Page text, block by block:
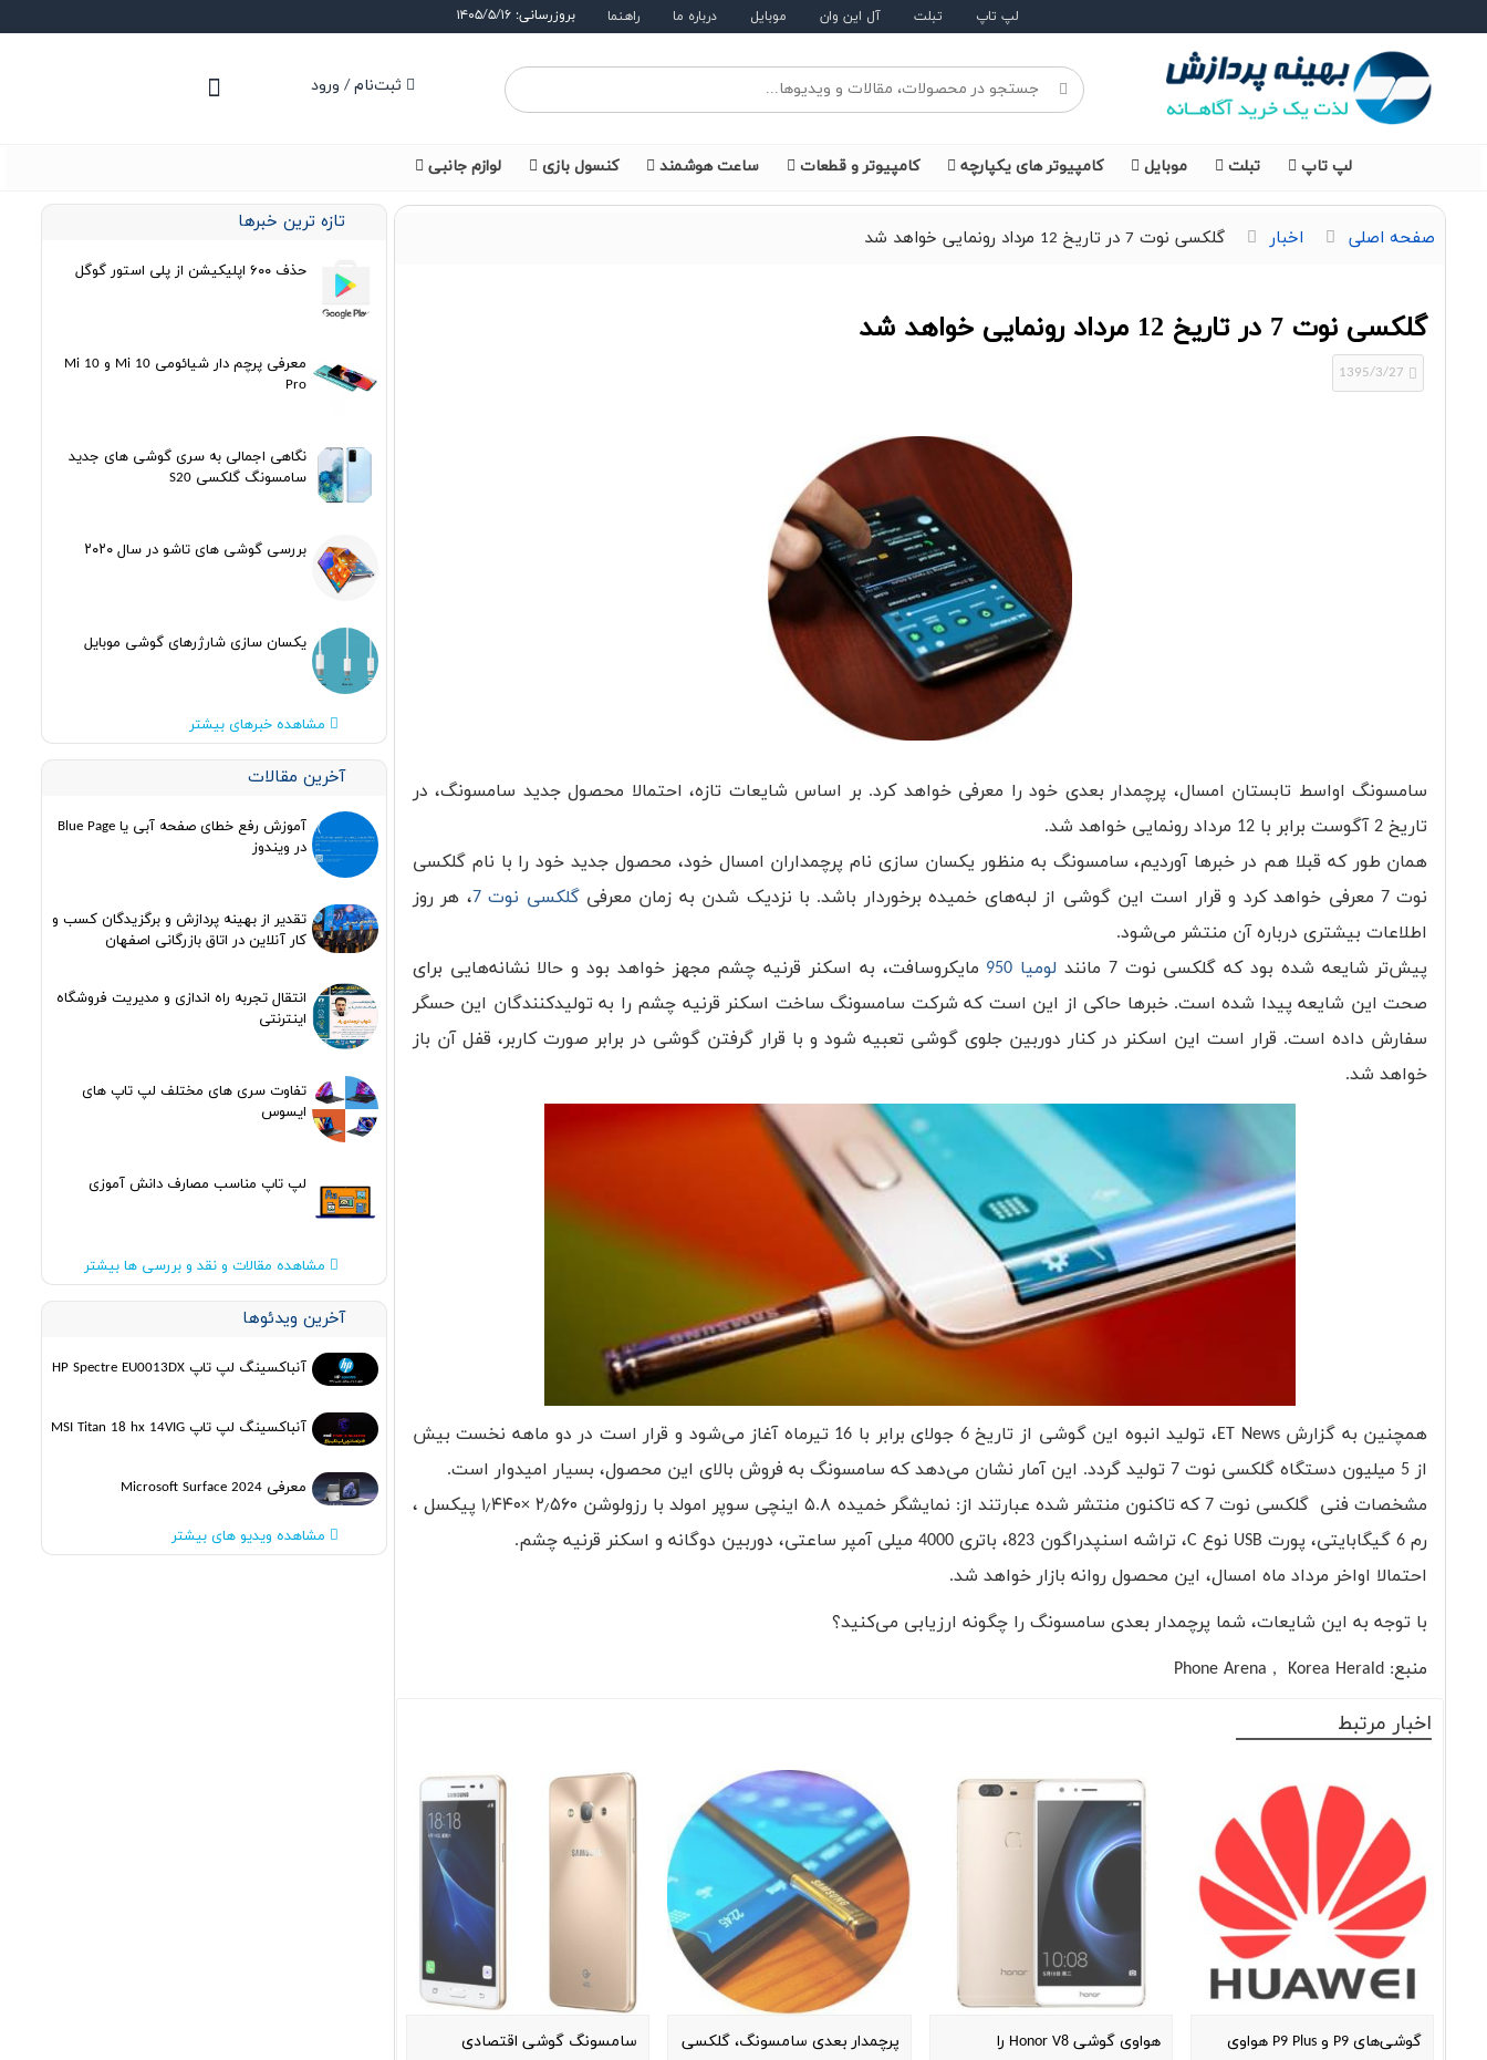
لپ تاپ تبلت آل این وان موبایل درباره ما راهنما بروزرسانی: ۱۴۰۵/۵/۱۶
ثبت‌نام / ورود
لپ تاپ تبلت موبایل کامپیوتر های یکپارچه کامپیوتر و قطعات ساعت هوشمند کنسول بازی لوازم جانبی
صفحه اصلی اخبار گلکسی نوت 7 در تاریخ 12 مرداد رونمایی خواهد شد
گلکسی نوت 7 در تاریخ 12 مرداد رونمایی خواهد شد
سامسونگ اواسط تابستان امسال، پرچمدار بعدی خود را معرفی خواهد کرد. بر اساس شایعات تازه، احتمالا محصول جدید سامسونگ، در
تاریخ 2 آگوست برابر با 12 مرداد رونمایی خواهد شد.
همان طور که قبلا هم در خبرها آوردیم، سامسونگ به منظور یکسان سازی نام پرچمداران امسال خود، محصول جدید خود را با نام گلکسی
نوت 7 معرفی خواهد کرد و قرار است این گوشی از لبه‌های خمیده برخوردار باشد. با نزدیک شدن به زمان معرفی
گلکسی نوت 7 ، هر روز
اطلاعات بیشتری درباره آن منتشر می‌شود.
پیش‌تر شایعه شده بود که گلکسی نوت 7 مانند
لومیا 950
مایکروسافت، به اسکنر قرنیه چشم مجهز خواهد بود و حالا نشانه‌هایی برای
صحت این شایعه پیدا شده است. خبرها حاکی از این است که شرکت سامسونگ ساخت اسکنر قرنیه چشم را به تولیدکنندگان این حسگر
سفارش داده است. قرار است این اسکنر در کنار دوربین جلوی گوشی تعبیه شود و با قرار گرفتن گوشی در برابر صورت کاربر، قفل آن باز
خواهد شد.
همچنین به گزارش ET News، تولید انبوه این گوشی از تاریخ 6 جولای برابر با 16 تیرماه آغاز می‌شود و قرار است در دو ماهه نخست بیش
از 5 میلیون دستگاه گلکسی نوت 7 تولید گردد. این آمار نشان می‌دهد که سامسونگ به فروش بالای این محصول، بسیار امیدوار است.
مشخصات فنی گلکسی نوت 7 که تاکنون منتشر شده عبارتند از: نمایشگر خمیده ۵.۸ اینچی سوپر امولد با رزولوشن ۲٫۵۶۰ ×۱٫۴۴۰ پیکسل ،
رم 6 گیگابایتی، پورت USB نوع C، تراشه اسنپدراگون 823، باتری 4000 میلی آمپر ساعتی، دوربین دوگانه و اسکنر قرنیه چشم.
احتمالا اواخر مرداد ماه امسال، این محصول روانه بازار خواهد شد.
با توجه به این شایعات، شما پرچمدار بعدی سامسونگ را چگونه ارزیابی می‌کنید؟
منبع: Phone Arena , Korea Herald
اخبار مرتبط
گوشی‌های P9 و P9 Plus هواوی
هواوی گوشی Honor V8 را
پرچمدار بعدی سامسونگ، گلکسی
سامسونگ گوشی اقتصادی
تازه ترین خبرها
حذف ۶۰۰ اپلیکیشن از پلی استور گوگل
معرفی پرچم دار شیائومی Mi 10 و Mi 10
Pro
نگاهی اجمالی به سری گوشی های جدید
سامسونگ گلکسی S20
بررسی گوشی های تاشو در سال ۲۰۲۰
یکسان سازی شارژرهای گوشی موبایل
مشاهده خبرهای بیشتر
آخرین مقالات
آموزش رفع خطای صفحه آبی یا Blue Page
در ویندوز
تقدیر از بهینه پردازش و برگزیدگان کسب و
کار آنلاین در اتاق بازرگانی اصفهان
انتقال تجربه راه اندازی و مدیریت فروشگاه
اینترنتی
تفاوت سری های مختلف لپ تاپ های
ایسوس
لپ تاپ مناسب مصارف دانش آموزی
مشاهده مقالات و نقد و بررسی ها بیشتر
آخرین ویدئوها
آنباکسینگ لپ تاپ HP Spectre EU0013DX
آنباکسینگ لپ تاپ MSI Titan 18 hx 14VIG
معرفی Microsoft Surface 2024
مشاهده ویدیو های بیشتر